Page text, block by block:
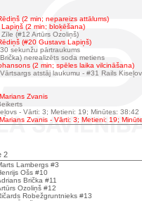
(2 min; nepareizs attālums)
(2 min; bloķēšana)
(#12 Artūrs Ozoliņš)
(#20 Gustavs Lapiņš)
sekunžu pārtraukums
nerealizēts soda metiens
(2 min; spēles laika vilcināšana)
atstāj laukumu - #31 Rails
Zvanis
- Vārti: 3; Metieni: 19; Minūtes: 38:42
Zvanis - Vārti: 3; Metieni: 19;
2
Lambergs #3
Ošs #10
Brička #11
Ozoliņš #12
Robežgruntnieks #13